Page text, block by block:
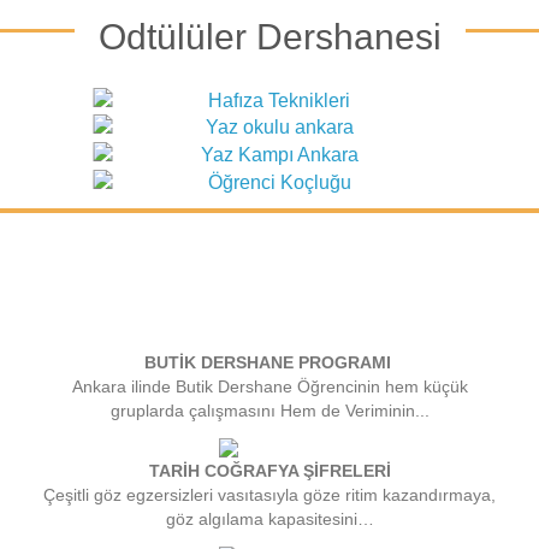
Odtülüler Dershanesi
BUTİK DERSHANE PROGRAMI
Ankara ilinde Butik Dershane Öğrencinin hem küçük
gruplarda çalışmasını Hem de Veriminin...
TARİH COĞRAFYA ŞİFRELERİ
Çeşitli göz egzersizleri vasıtasıyla göze ritim kazandırmaya,
göz algılama kapasitesini…